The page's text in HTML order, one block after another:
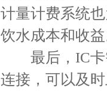
计量计费系统
饮水成本和收
最后，IC卡
连接，可以及